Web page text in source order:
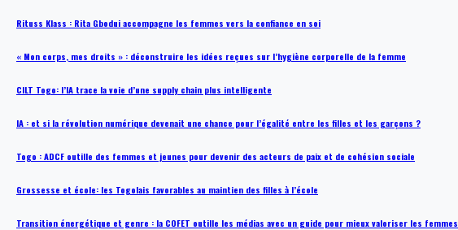
Rituss Klass : Rita Gbodui accompagne les femmes vers la confiance en soi
« Mon corps, mes droits » : déconstruire les idées reçues sur l’hygiène corporelle de la femme
CILT Togo: l’IA trace la voie d’une supply chain plus intelligente
IA : et si la révolution numérique devenait une chance pour l’égalité entre les filles et les garçons ?
Togo : ADCF outille des femmes et jeunes pour devenir des acteurs de paix et de cohésion sociale
Grossesse et école: les Togolais favorables au maintien des filles à l’école
Transition énergétique et genre : la COFET outille les médias avec un guide pour mieux valoriser les femmes